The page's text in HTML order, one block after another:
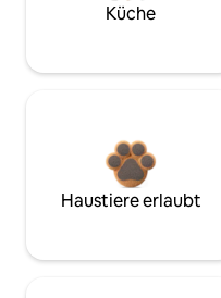
Küche
Haustiere erlaubt